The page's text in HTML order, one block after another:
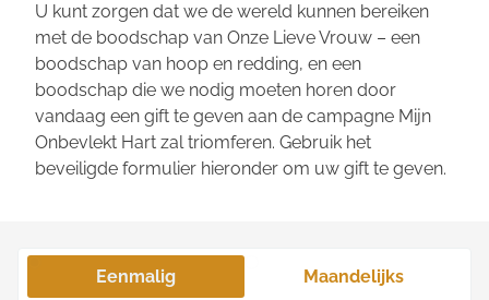
U kunt zorgen dat we de wereld kunnen bereiken
met de boodschap van Onze Lieve Vrouw – een
boodschap van hoop en redding, en een
boodschap die we nodig moeten horen door
vandaag een gift te geven aan de campagne Mijn
Onbevlekt Hart zal triomferen. Gebruik het
beveiligde formulier hieronder om uw gift te geven.
Eenmalig Maandelijks